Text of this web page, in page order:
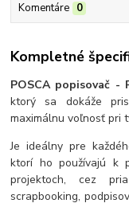
Komentáre 0
Kompletné
POSCA popisovač -
ktorý sa dokáže
maximálnu voľnosť pri
Je ideálny pre
ktorí ho používajú k
projektoch, cez
scrapbooking,